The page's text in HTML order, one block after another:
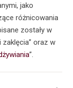
jako
różnicowania
zostały w
zaklęcia” oraz w
”.